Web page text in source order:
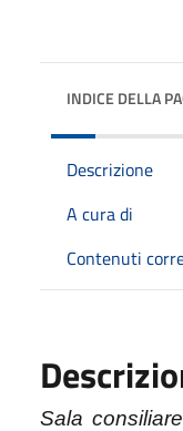
INDICE DELLA
Descrizione
A cura di
Contenuti
Sala